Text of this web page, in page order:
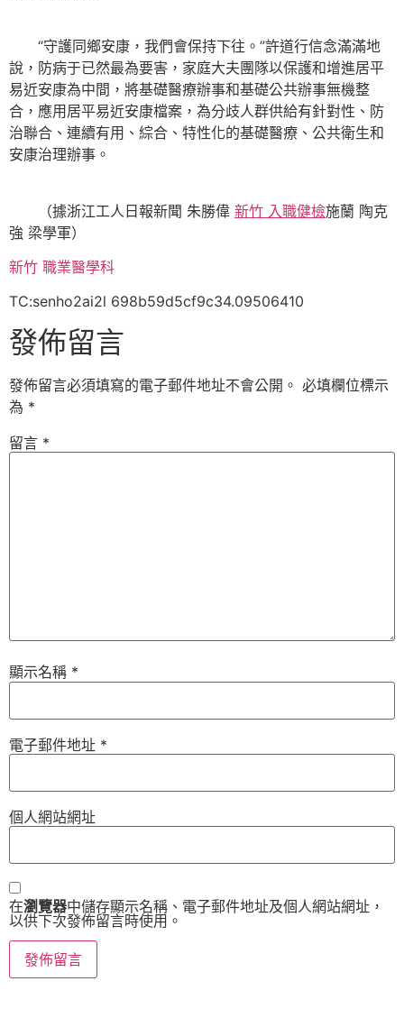
“守護同鄉安康，我們會保持下往。”許道行信念滿滿地
說，防病于已然最為要害，家庭大夫團隊以保護和增進居平
易近安康為中間，將基礎醫療辦事和基礎公共辦事無機整
合，應用居平易近安康檔案，為分歧人群供給有針對性、防
治聯合、連續有用、綜合、特性化的基礎醫療、公共衛生和
安康治理辦事。
（據浙江工人日報新聞 朱勝偉 新竹 入職健檢施蘭 陶克
強 梁學軍）
新竹 職業醫學科
TC:senho2ai2l 698b59d5cf9c34.09506410
發佈留言
發佈留言必須填寫的電子郵件地址不會公開。 必填欄位標示
為 *
留言 *
顯示名稱 *
電子郵件地址 *
個人網站網址
在瀏覽器中儲存顯示名稱、電子郵件地址及個人網站網址，
以供下次發佈留言時使用。